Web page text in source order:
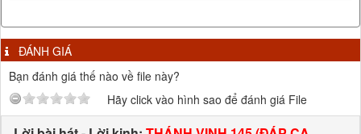
ĐÁNH GIÁ
Bạn đánh giá thế nào về file này?
Hãy click vào hình sao để đánh giá File